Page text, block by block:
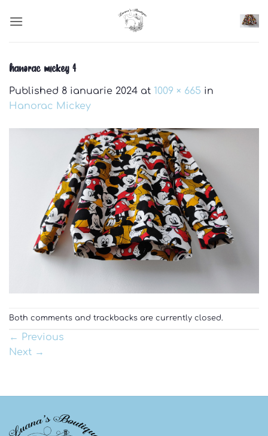
hanorac mickey 4
Published 8 ianuarie 2024 at 1009 × 665 in
Hanorac Mickey
Both comments and trackbacks are currently closed.
← Previous
Next →